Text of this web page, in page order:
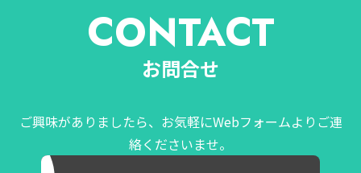
CONTACT
お問合せ
ご興味がありましたら、お気軽にWebフォームよりご連
絡くださいませ。